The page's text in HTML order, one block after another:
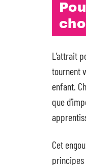
L’attrait
tournent
enfant.
que
Cet